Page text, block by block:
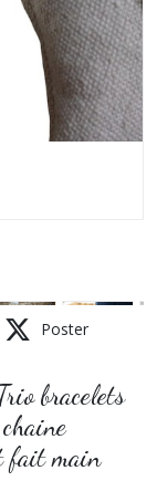
Poster
bracelets
fait main